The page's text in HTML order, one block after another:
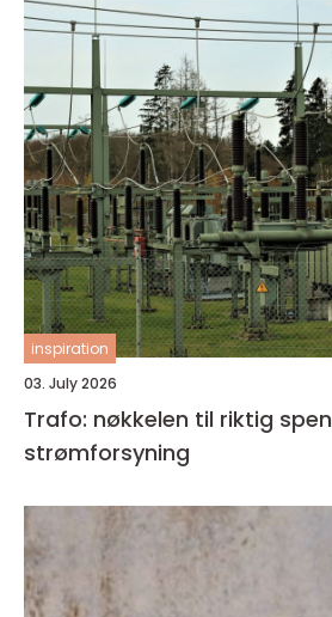
inspiration
03. July 2026
Trafo: nøkkelen til riktig
strømforsyning